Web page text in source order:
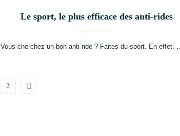
Le sport, le plus efficace des anti-rides
Vous cherchez un bon anti-ride ? Faites du sport. En effet, …
2